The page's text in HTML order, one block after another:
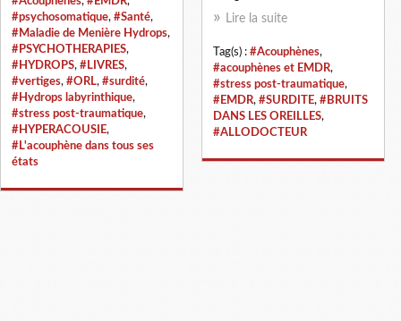
#psychosomatique, #Santé,
#Maladie de Menière Hydrops,
#PSYCHOTHERAPIES,
#HYDROPS, #LIVRES,
#vertiges, #ORL, #surdité,
#Hydrops labyrinthique,
#stress post-traumatique,
#HYPERACOUSIE,
#L'acouphène dans tous ses
états
Lire la suite
Tag(s) : #Acouphènes,
#acouphènes et EMDR,
#stress post-traumatique,
#EMDR, #SURDITE, #BRUITS
DANS LES OREILLES,
#ALLODOCTEUR